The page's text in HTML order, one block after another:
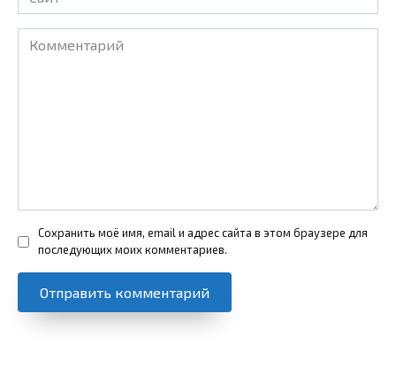
Комментарий
Сохранить моё имя, email и адрес сайта в этом браузере для
последующих моих комментариев.